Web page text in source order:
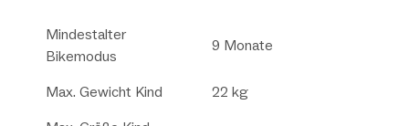
Mindestalter
Bikemodus
9 Monate
Max. Gewicht Kind
22 kg